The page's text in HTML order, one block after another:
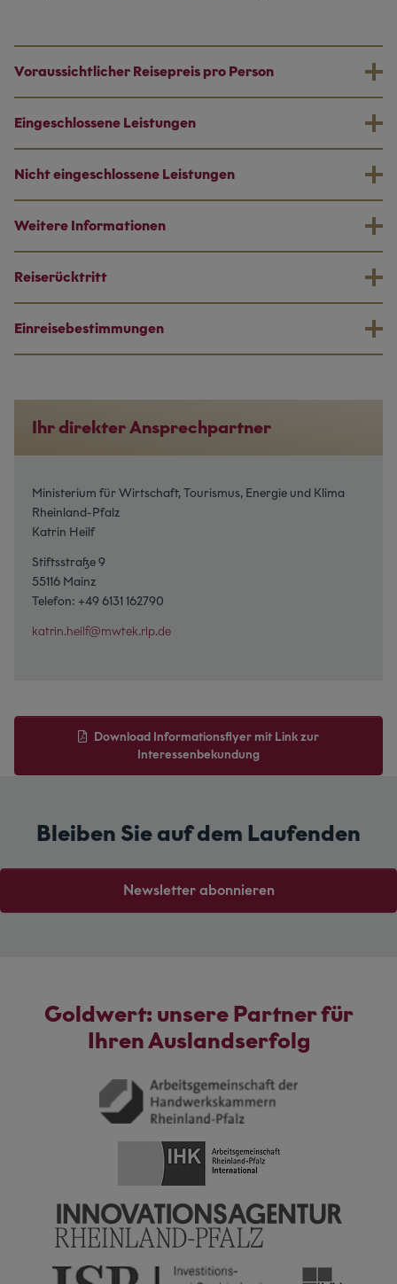
Voraussichtlicher Reisepreis pro Person
Eingeschlossene Leistungen
Nicht eingeschlossene Leistungen
Weitere Informationen
Reiserücktritt
Einreisebestimmungen
Ihr direkter Ansprechpartner
Ministerium für Wirtschaft, Tourismus, Energie und Klima
Rheinland-Pfalz
Katrin Heilf
Stiftsstraße 9
55116 Mainz
Telefon: +49 6131 162790
katrin.heilf@mwtek.rlp.de
Download Informationsflyer mit Link zur
Interessenbekundung
Bleiben Sie auf dem Laufenden
Newsletter abonnieren
Goldwert: unsere Partner für
Ihren Auslandserfolg